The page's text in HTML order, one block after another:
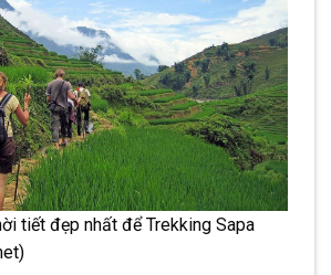
tiết đẹp nhất để Trekking Sapa